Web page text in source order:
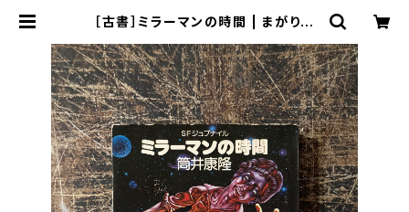
［古書］ミラーマンの時間 | まがり書